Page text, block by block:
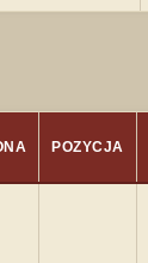
POZYCJA